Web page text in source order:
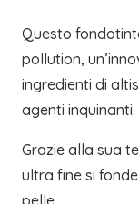
Questo
pollution,
ingredienti di
agenti inquinanti.
Grazie alla sua
ultra fine si